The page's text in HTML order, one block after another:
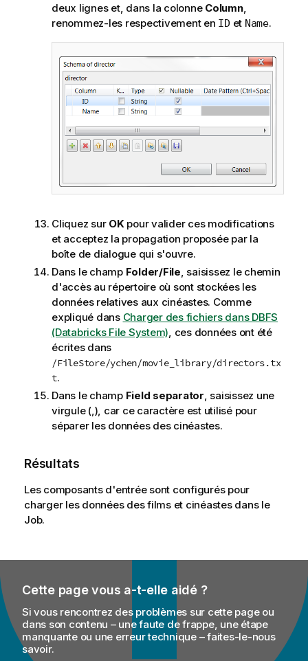
deux lignes et, dans la colonne Column,
renommez-les respectivement en ID et Name.
Cliquez sur OKpour valider ces modifications
et acceptez la propagation proposée par la
boîte de dialogue qui s'ouvre.
Dans le champ Folder/File, saisissez le chemin
d'accès au répertoire où sont stockées les
données relatives aux cinéastes. Comme
expliqué dans Charger des fichiers dans DBFS
(Databricks File System), ces données ont été
écrites dans
/FileStore/ychen/movie_library/directors.tx
t.
Dans le champ Field separator, saisissez une
virgule (,), car ce caractère est utilisé pour
séparer les données des cinéastes.
Résultats
Les composants d'entrée sont configurés pour
charger les données des films et cinéastes dans le
Job.
Cette page vous a-t-elle aidé ?
Si vous rencontrez des problèmes sur cette page ou
dans son contenu – une faute de frappe, une étape
manquante ou une erreur technique – faites-le-nous
savoir.